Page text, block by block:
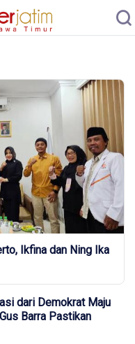
Ikfina dan Ning Ika
dari Demokrat Maju
Barra Pastikan